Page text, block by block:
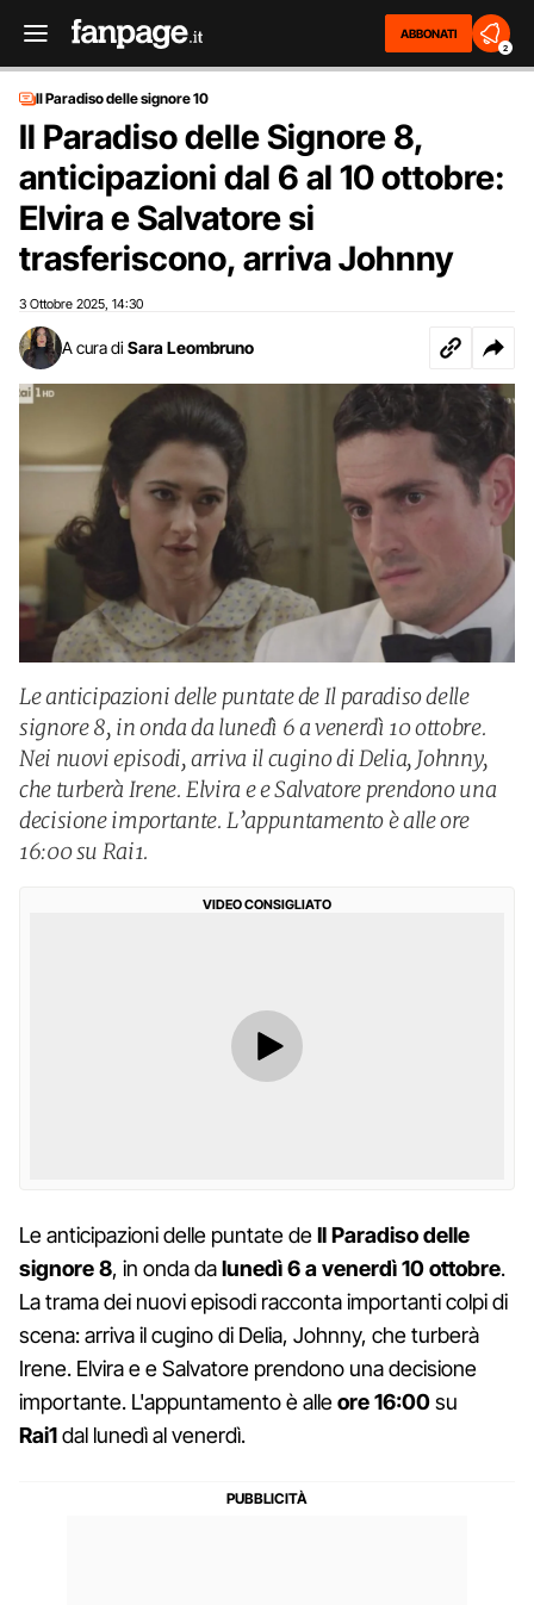
ABBONATI
2
Il Paradiso delle signore 10
Il Paradiso delle Signore 8,
anticipazioni dal 6 al 10 ottobre:
Elvira e Salvatore si
trasferiscono, arriva Johnny
3 Ottobre 2025 14:30
A cura di Sara Leombruno
Le anticipazioni delle puntate de Il paradiso delle
signore 8, in onda da lunedì 6 a venerdì 10 ottobre.
Nei nuovi episodi, arriva il cugino di Delia, Johnny,
che turberà Irene. Elvira e e Salvatore prendono una
decisione importante. L’appuntamento è alle ore
16:00 su Rai1.
VIDEO CONSIGLIATO
Le anticipazioni delle puntate deIl Paradiso delle
signore 8, in onda dalunedì 6 a venerdì 10ottobre.
La trama dei nuovi episodi racconta importanti colpi di
scena: arriva il cugino di Delia, Johnny, che turberà
Irene. Elvira e e Salvatore prendono una decisione
importante. L'appuntamento è alleore 16:00su
Rai1dal lunedì al venerdì.